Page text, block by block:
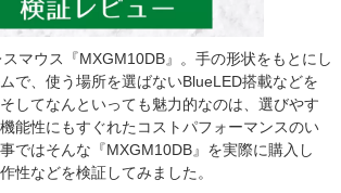
マウス『MXGM10DB』。手の形状をもとにし
で、使う場所を選ばないBlueLED搭載などを
してなんといっても魅力的なのは、選びやす
能性にもすぐれたコストパフォーマンスのい
ではそんな『MXGM10DB』を実際に購入し
性などを検証してみました。